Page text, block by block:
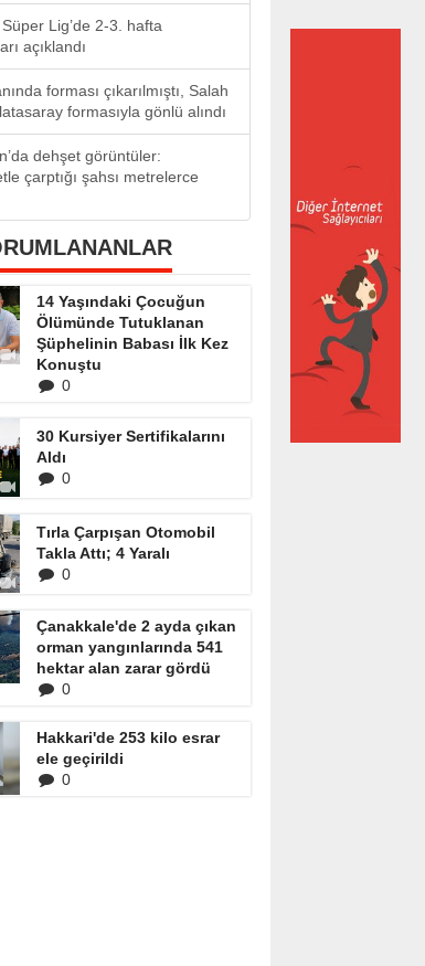
Lig’de 2-3. hafta
açıklandı
forması çıkarılmıştı, Salah
formasıyla gönlü alındı
dehşet görüntüler:
çarptığı şahsı metrelerce
14 Yaşındaki Çocuğun
Ölümünde Tutuklanan
Şüphelinin Babası İlk Kez
Konuştu
0
30 Kursiyer Sertifikalarını
Aldı
0
Tırla Çarpışan Otomobil
Takla Attı; 4 Yaralı
0
Çanakkale'de 2 ayda çıkan
orman yangınlarında 541
hektar alan zarar gördü
0
Hakkari'de 253 kilo esrar
ele geçirildi
0